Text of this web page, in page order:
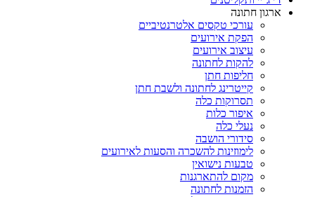
ארגון חתונה
עורכי טקסים אלטרנטיביים
הפקת אירועים
עיצוב אירועים
להקות לחתונה
חליפות חתן
קייטרינג לחתונה ולשבת חתן
תסרוקות כלה
איפור כלות
נעלי כלה
סידורי הושבה
לימוזינות להשכרה והסעות לאירועים
טבעות נישואין
מקום להתארגנות
הזמנות לחתונה